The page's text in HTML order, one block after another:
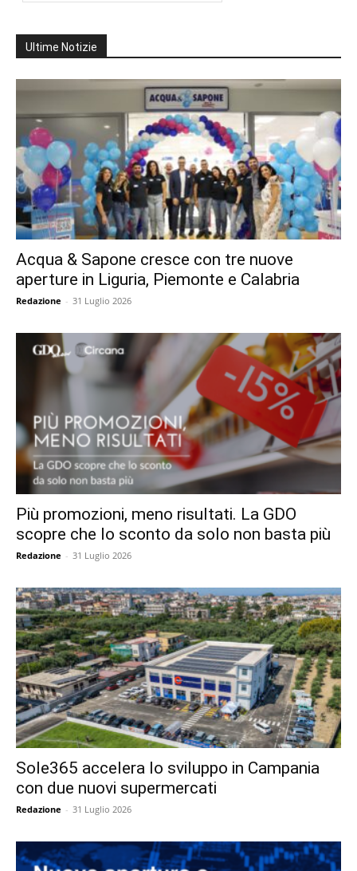
Ultime Notizie
Acqua & Sapone cresce con tre nuove
aperture in Liguria, Piemonte e Calabria
Redazione - 31 Luglio 2026
Più promozioni, meno risultati. La GDO
scopre che lo sconto da solo non basta più
Redazione - 31 Luglio 2026
Sole365 accelera lo sviluppo in Campania
con due nuovi supermercati
Redazione - 31 Luglio 2026